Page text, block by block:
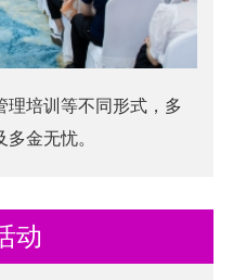
理培训等不同形式，多
金无忧。
动